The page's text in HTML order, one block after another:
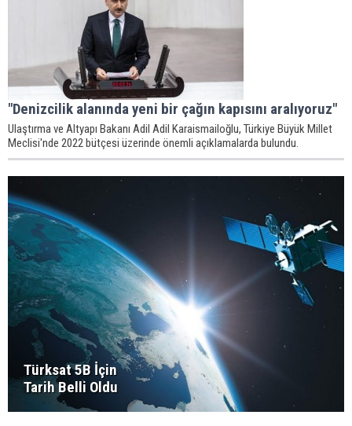
"Denizcilik alanında yeni bir çağın kapısını aralıyoruz"
Ulaştırma ve Altyapı Bakanı Adil Adil Karaismailoğlu, Türkiye Büyük Millet
Meclisi'nde 2022 bütçesi üzerinde önemli açıklamalarda bulundu.
Türksat 5B İçin
Tarih Belli Oldu